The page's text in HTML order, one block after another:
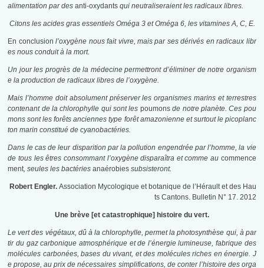
alimentation par des anti-oxydantsqui neutraliseraient les radicaux libres.
Citons les acides gras essentiels Oméga 3 et Oméga 6, les vitamines A, C, E.
En conclusionl’oxygène nous fait vivre, mais par ses dérivés en radicaux libr
es nous conduit à la mort.
Un jour les progrès de la médecine permettront d’éliminer de notre organism
e la production de radicaux libres de l’oxygène.
Mais l’homme doit absolument préserver les organismes marins et terrestres
contenant de la chlorophylle qui sont les poumonsde notre planète. Ces pou
mons sont les forêts anciennes type forêt amazonienne et surtout le picoplanc
ton marin constitué de cyanobactéries.
Dans le cas de leur disparition par la pollution engendrée par l’homme, la vie
de tous les êtres consommant l’oxygène disparaîtra et comme au commence
ment, seules les bactériesanaérobiessubsisteront.
Robert Engler. Association Mycologique et botanique de l’Hérault et des Hau
ts Cantons. Bulletin N° 17. 2012
Une brève [et catastrophique] histoire du vert.
Le vert des végétaux, dû à la chlorophylle, permet la photosynthèse qui, à par
tir du gazcarbonique atmosphérique et de l’énergie lumineuse, fabrique des
molécules carbonées,bases du vivant, et des molécules riches en énergie. J
e propose, au prix de nécessaires simplifications, de conter l’histoire des orga